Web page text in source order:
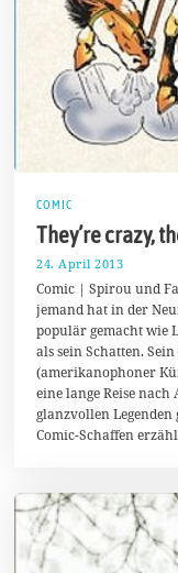
COMIC
They’re crazy,
24. April 2013
.
A
u
g
s
t
2
0
1
Comic | Spirou und
jemand hat in der
populär gemacht wie
als sein Schatten.
(amerikanophoner
eine lange Reise
glanzvollen
Comic-Schaffen